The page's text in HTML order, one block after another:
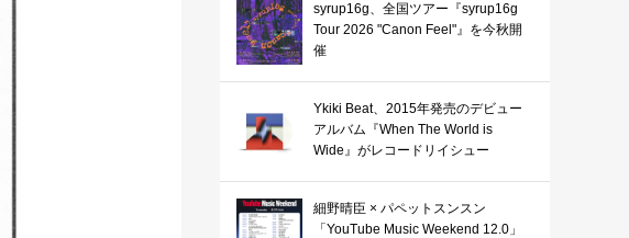
syrup16g、全国ツアー『syrup16g
Tour 2026 "Canon Feel"』を今秋開
催
Ykiki Beat、2015年発売のデビュー
アルバム『When The World is
Wide』がレコードリイシュー
細野晴臣 × パペットスンスン
「YouTube Music Weekend 12.0」